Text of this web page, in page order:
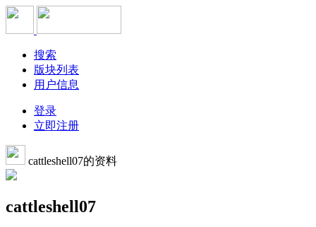
搜索
版块列表
用户信息
登录
立即注册
cattleshell07的资料
cattleshell07